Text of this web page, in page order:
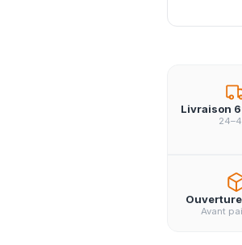
Livraison
Avant